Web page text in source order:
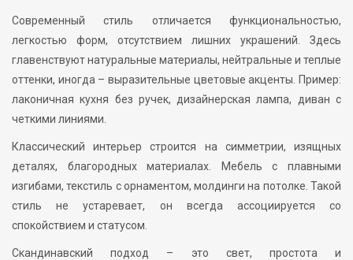
Современный стиль отличается функциональностью,
легкостью форм, отсутствием лишних украшений. Здесь
главенствуют натуральные материалы, нейтральные и теплые
оттенки, иногда – выразительные цветовые акценты. Пример:
лаконичная кухня без ручек, дизайнерская лампа, диван с
четкими линиями.
Классический интерьер строится на симметрии, изящных
деталях, благородных материалах. Мебель с плавными
изгибами, текстиль с орнаментом, молдинги на потолке. Такой
стиль не устаревает, он всегда ассоциируется со
спокойствием и статусом.
Скандинавский подход – это свет, простота и